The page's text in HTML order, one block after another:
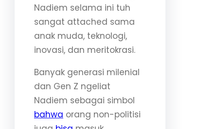
Nadiem selama ini tuh
sangat attached sama
anak muda, teknologi,
inovasi, dan meritokrasi.
Banyak generasi milenial
dan Gen Z ngeliat
Nadiem sebagai simbol
bahwa orang non-politisi